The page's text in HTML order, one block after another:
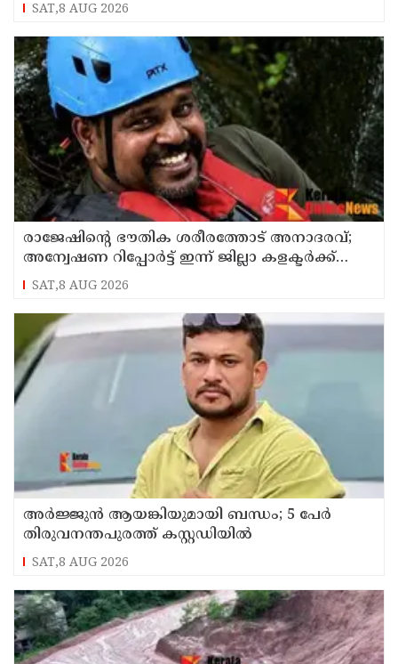
SAT,8 AUG 2026
രാജേഷിന്റെ ഭൗതിക ശരീരത്തോട് അനാദരവ്;
അന്വേഷണ റിപ്പോര്‍ട്ട് ഇന്ന് ജില്ലാ കളക്ടര്‍ക്ക്
കൈമാറും
SAT,8 AUG 2026
അർജ്ജുൻ ആയങ്കിയുമായി ബന്ധം; 5 പേർ
തിരുവനന്തപുരത്ത് കസ്റ്റഡിയിൽ
SAT,8 AUG 2026